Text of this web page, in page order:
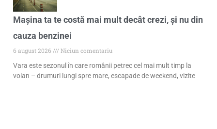
Mașina ta te costă mai mult decât crezi, și nu din
cauza benzinei
6 august 2026
Niciun comentariu
Vara este sezonul în care românii petrec cel mai mult timp la
volan – drumuri lungi spre mare, escapade de weekend, vizite